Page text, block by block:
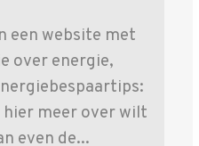
een website met
over energie,
hier meer over wilt
even de...